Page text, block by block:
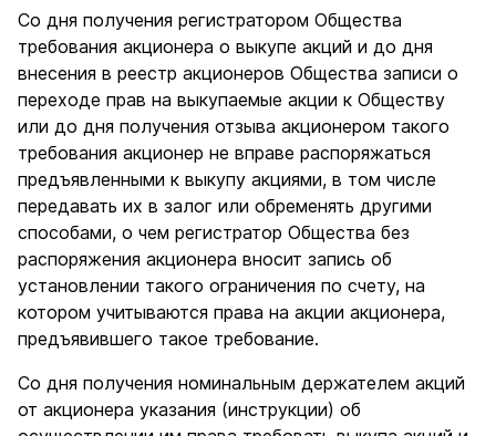
Со дня получения регистратором Общества
требования акционера о выкупе акций и до дня
внесения в реестр акционеров Общества записи о
переходе прав на выкупаемые акции к Обществу
или до дня получения отзыва акционером такого
требования акционер не вправе распоряжаться
предъявленными к выкупу акциями, в том числе
передавать их в залог или обременять другими
способами, о чем регистратор Общества без
распоряжения акционера вносит запись об
установлении такого ограничения по счету, на
котором учитываются права на акции акционера,
предъявившего такое требование.
Со дня получения номинальным держателем акций
от акционера указания (инструкции) об